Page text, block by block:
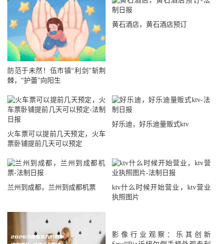
防范于未然！伍市镇“利剑”斩荆
棘，“护蕾”向阳生
黄石酒店，黄石酒店预订
火车票可以提前几天预定，火车
票卧铺提前几天可以预定
好乐迪，好乐迪量贩式ktv
兰州到成都，兰州到成都机票
ktv什么时候开始营业，ktv营业
执照图片
影像行业观察：乐其创新